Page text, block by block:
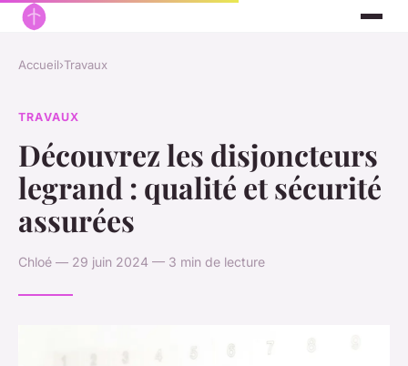
Accueil›Travaux
TRAVAUX
Découvrez les disjoncteurs
legrand : qualité et sécurité
assurées
Chloé — 29 juin 2024 — 3 min de lecture